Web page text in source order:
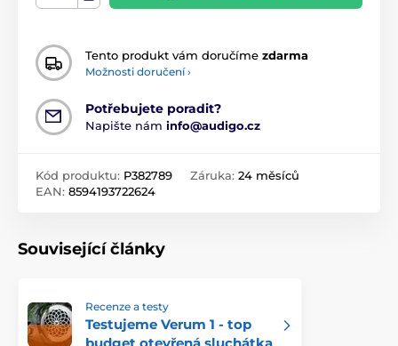
Tento produkt vám doručíme zdarma
Možnosti doručení ›
Potřebujete poradit?
Napište nám info@audigo.cz
Kód produktu: P382789
EAN: 8594193722624
Záruka: 24 měsíců
Související články
Recenze a testy
Testujeme Verum 1 - top